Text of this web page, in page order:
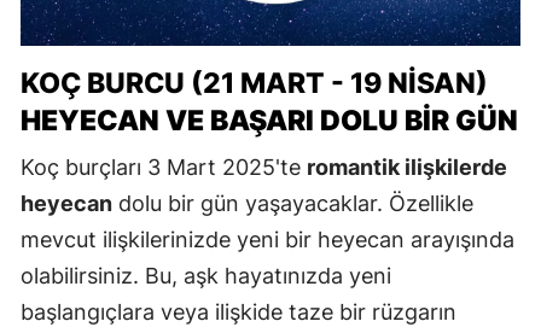
KOÇ BURCU (21 MART - 19 NISAN)
HEYECAN VE BAŞARI DOLU BIR GÜN
Koç burçları 3 Mart 2025'te romantik ilişkilerde
heyecan dolu bir gün yaşayacaklar. Özellikle
mevcut ilişkilerinizde yeni bir heyecan arayışında
olabilirsiniz. Bu, aşk hayatınızda yeni
başlangıçlara veya ilişkide taze bir rüzgarın